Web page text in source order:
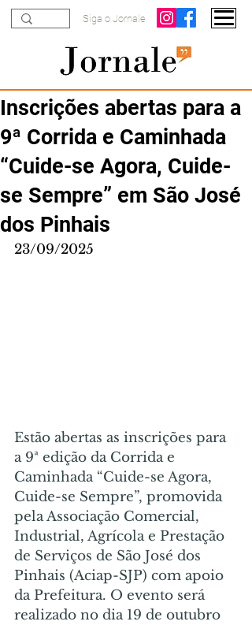
Siga o Jornale
Inscrições abertas para a
9ª Corrida e Caminhada
“Cuide-se Agora, Cuide-
se Sempre” em São José
dos Pinhais
23/09/2025
Estão abertas as inscrições para
a 9ª edição da Corrida e
Caminhada “Cuide-se Agora,
Cuide-se Sempre”, promovida
pela Associação Comercial,
Industrial, Agrícola e Prestação
de Serviços de São José dos
Pinhais (Aciap-SJP) com apoio
da Prefeitura. O evento será
realizado no dia 19 de outubro